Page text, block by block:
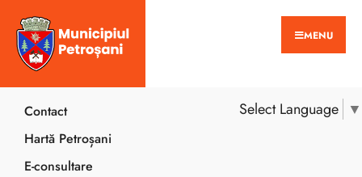
MENU
Select Language ▼
Contact
Hartă Petroșani
E-consultare